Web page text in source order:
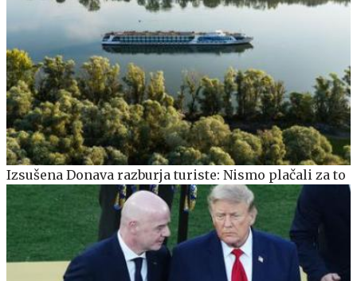
Izsušena Donava razburja turiste: Nismo plačali za to